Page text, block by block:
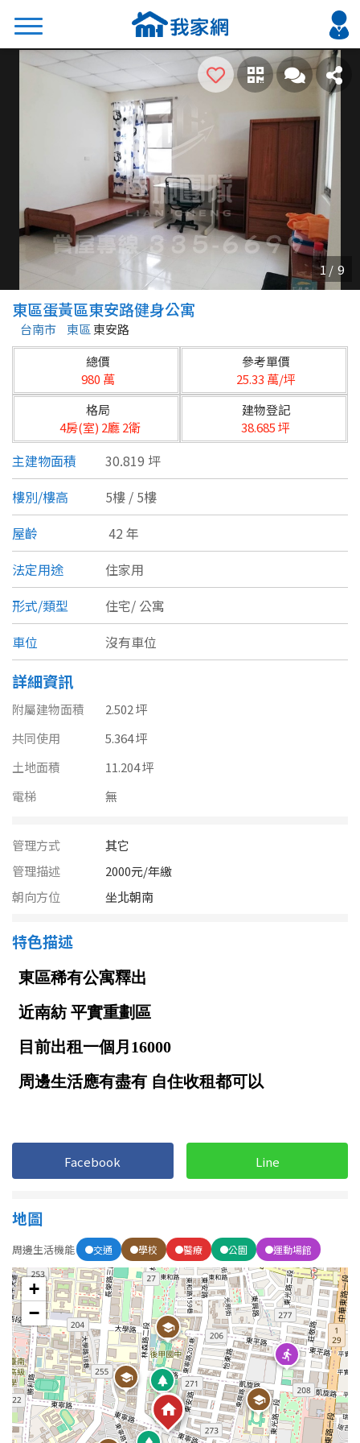
搜尋
2026 台北降價好屋限量釋出
2026 新北降價好屋限量釋出
2026 台中降價好屋限量釋出
2026 台南降價好屋限量釋出
2026 高雄降價好屋限量釋出
縣市
不限
台北市
基隆市
新北市
宜蘭縣
桃園市
新竹市
新竹縣
苗栗縣
台中市
雲林縣
嘉義市
台南市
高雄市
屏東縣
台東縣
花蓮縣
金門連江
區域
類型(可複選)
公寓
別墅 透天厝
農舍 辦公
坪數
不拘
60~70 坪
80坪以上
樓層
不拘
1樓 2樓
5~10樓 11~20樓
~ 樓
格局
不拘
1房
2房 3房
4房 5房以上
東區蛋黃區東安路健身公寓
台南市 東區 東安路
總價
980 萬
參考單價
25.33 萬/坪
格局
4房(室) 2廳 2衛
建物登記
38.685 坪
主建物面積
30.819 坪
樓別/樓高
5樓 / 5樓
屋齡
42 年
法定用途
住家用
形式/類型
住宅/ 公寓
車位
沒有車位
詳細資訊
附屬建物面積
2.502 坪
共同使用
5.364 坪
土地面積
11.204 坪
電梯
無
管理方式
其它
管理描述
2000元/年繳
朝向方位
坐北朝南
特色描述
Facebook Line
地圖
周邊生活機能 交通 學校 醫療 公園 運動場館
+
−